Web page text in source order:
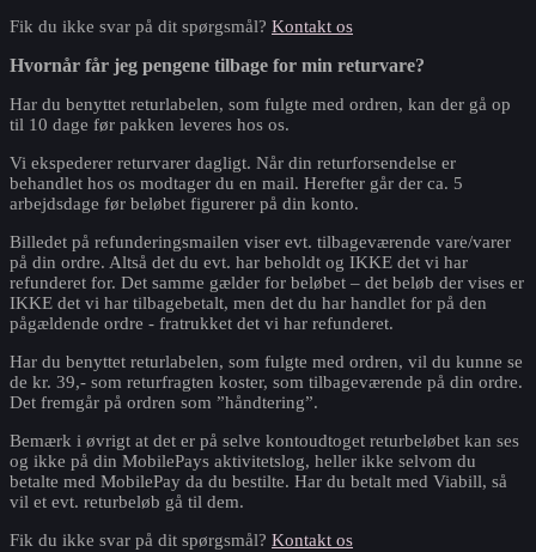
Fik du ikke svar på dit spørgsmål? Kontakt os
Hvornår får jeg pengene tilbage for min returvare?
Har du benyttet returlabelen, som fulgte med ordren, kan der gå op
til 10 dage før pakken leveres hos os.
Vi ekspederer returvarer dagligt. Når din returforsendelse er
behandlet hos os modtager du en mail. Herefter går der ca. 5
arbejdsdage før beløbet figurerer på din konto.
Billedet på refunderingsmailen viser evt. tilbageværende vare/varer
på din ordre. Altså det du evt. har beholdt og IKKE det vi har
refunderet for. Det samme gælder for beløbet – det beløb der vises er
IKKE det vi har tilbagebetalt, men det du har handlet for på den
pågældende ordre - fratrukket det vi har refunderet.
Har du benyttet returlabelen, som fulgte med ordren, vil du kunne se
de kr. 39,- som returfragten koster, som tilbageværende på din ordre.
Det fremgår på ordren som ”håndtering”.
Bemærk i øvrigt at det er på selve kontoudtoget returbeløbet kan ses
og ikke på din MobilePays aktivitetslog, heller ikke selvom du
betalte med MobilePay da du bestilte. Har du betalt med Viabill, så
vil et evt. returbeløb gå til dem.
Fik du ikke svar på dit spørgsmål? Kontakt os